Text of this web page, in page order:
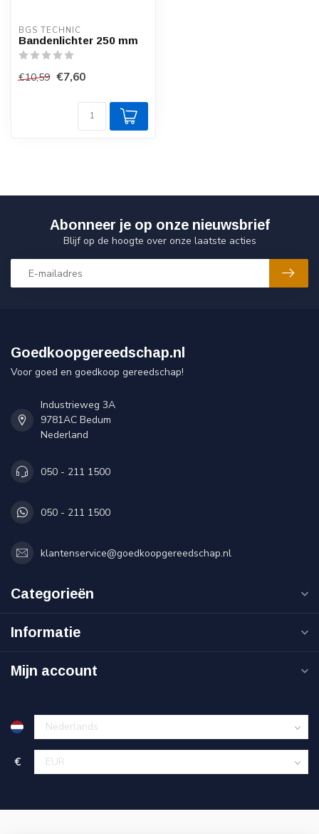
BGS TECHNIC
Bandenlichter 250 mm
€10,59 €7,60
Abonneer je op onze nieuwsbrief
Blijf op de hoogte over onze laatste acties
Goedkoopgereedschap.nl
Voor goed en goedkoop gereedschap!
Industrieweg 3A
9781AC Bedum
Nederland
050 - 211 1500
050 - 211 1500
klantenservice@goedkoopgereedschap.nl
Categorieën
Informatie
Mijn account
€